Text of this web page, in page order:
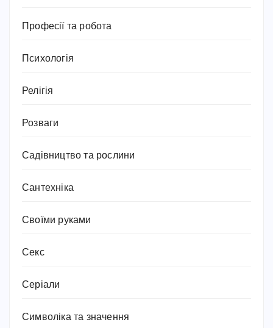
Професії та робота
Психологія
Релігія
Розваги
Садівництво та рослини
Сантехніка
Своїми руками
Секс
Серіали
Символіка та значення